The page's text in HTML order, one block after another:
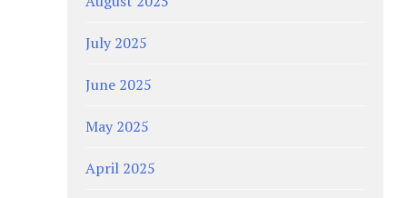
July 2025
June 2025
May 2025
April 2025